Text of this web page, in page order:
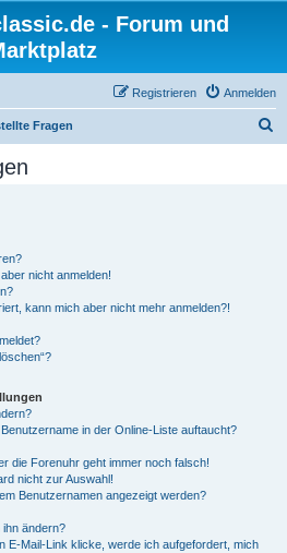
- Forum und
Anmelden
Registrieren
Fragen
nicht anmelden!
kann mich aber nicht mehr anmelden?!
in der Online-Liste auftaucht?
die Forenuhr geht immer noch falsch!
nicht zur Auswahl!
Benutzernamen angezeigt werden?
ändern?
E-Mail-Link klicke, werde ich aufgefordert, mich